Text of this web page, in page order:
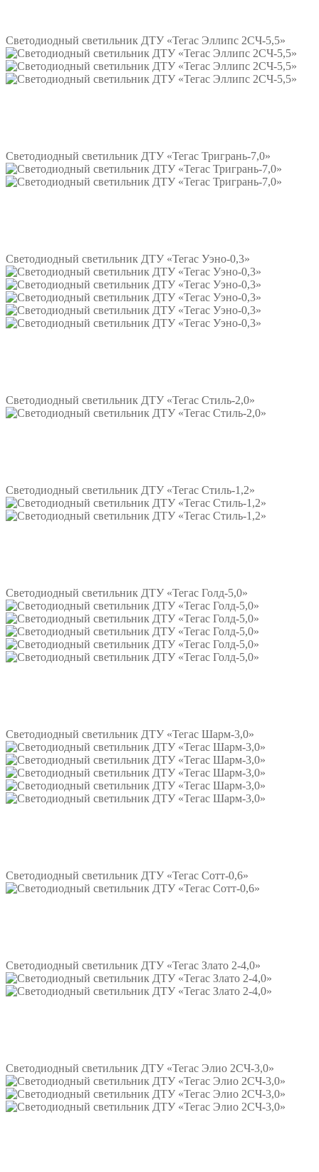
Светодиодный светильник ДТУ «Тегас Эллипс 2СЧ-5,5»
Светодиодный светильник ДТУ «Тегас Тригрань-7,0»
Светодиодный светильник ДТУ «Тегас Уэно-0,3»
Светодиодный светильник ДТУ «Тегас Стиль-2,0»
Светодиодный светильник ДТУ «Тегас Стиль-1,2»
Светодиодный светильник ДТУ «Тегас Голд-5,0»
Светодиодный светильник ДТУ «Тегас Шарм-3,0»
Светодиодный светильник ДТУ «Тегас Сотт-0,6»
Светодиодный светильник ДТУ «Тегас Злато 2-4,0»
Светодиодный светильник ДТУ «Тегас Элио 2СЧ-3,0»